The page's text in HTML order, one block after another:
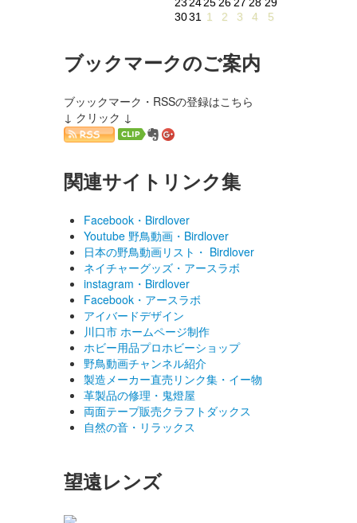
3031 1 2 3 4 5
ブックマークのご案内
ブッックマーク・RSSの登録はこちら
↓ クリック ↓
関連サイトリンク集
Facebook・Birdlover
Youtube 野鳥動画・Birdlover
日本の野鳥動画リスト・ Birdlover
ネイチャーグッズ・アースラボ
instagram・Birdlover
Facebook・アースラボ
アイバードデザイン
川口市 ホームページ制作
ホビー用品プロホビーショップ
野鳥動画チャンネル紹介
製造メーカー直売リンク集・イー物
革製品の修理・鬼燈屋
両面テープ販売クラフトダックス
自然の音・リラックス
望遠レンズ